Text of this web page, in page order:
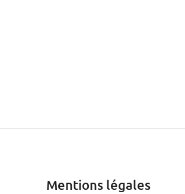
Mentions légales